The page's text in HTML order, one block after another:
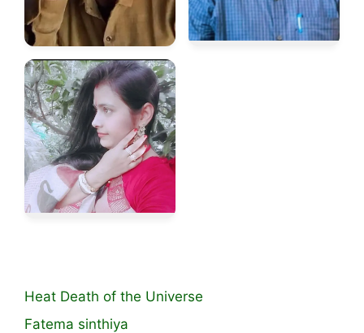
Heat Death of the Universe
Fatema sinthiya